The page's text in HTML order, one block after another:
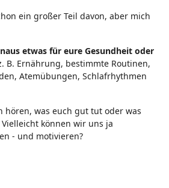
ein großer Teil davon, aber mich
etwas für eure Gesundheit oder
B. Ernährung, bestimmte Routinen,
Atemübungen, Schlafrhythmen
hören, was euch gut tut oder was
können wir uns ja
- und motivieren?